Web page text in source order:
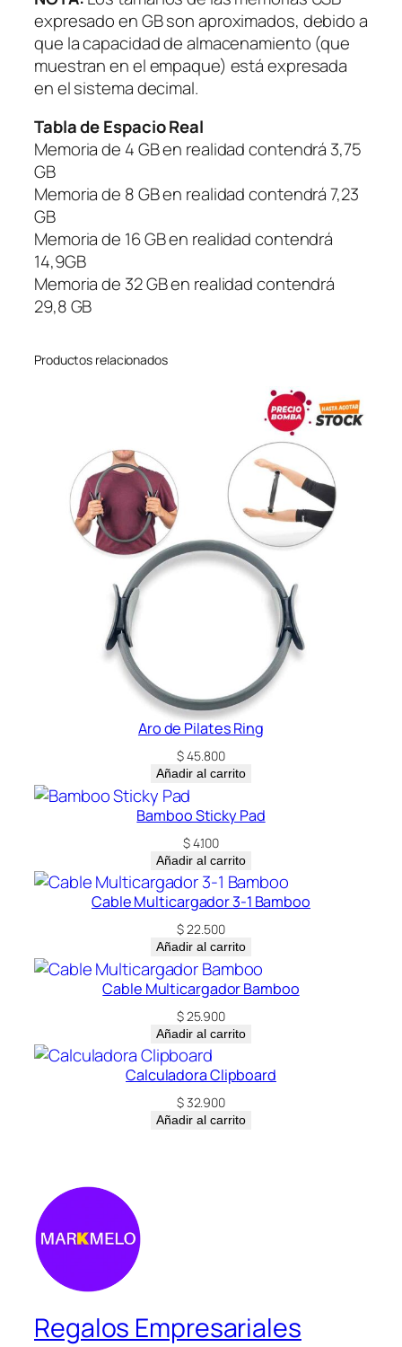
e
r
(
V
r
O
F
-
2
2
8
-
C
)
expresado en GB son aproximados, debido a
que la capacidad de almacenamiento (que
muestran en el empaque) está expresada
en el sistema decimal.
Tabla de Espacio Real
Memoria de 4 GB en realidad contendrá 3,75
GB
Memoria de 8 GB en realidad contendrá 7,23
GB
Memoria de 16 GB en realidad contendrá
14,9GB
Memoria de 32 GB en realidad contendrá
29,8 GB
Productos relacionados
Aro de Pilates Ring
$45.800
Añadir al carrito
Bamboo Sticky Pad
$4.100
Añadir al carrito
Cable Multicargador 3-1 Bamboo
$22.500
Añadir al carrito
Cable Multicargador Bamboo
$25.900
Añadir al carrito
Calculadora Clipboard
$32.900
Añadir al carrito
Regalos Empresariales